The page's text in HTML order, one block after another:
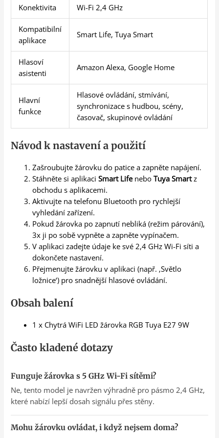
Konektivita Wi-Fi 2,4 GHz
Kompatibilní
aplikace
Smart Life, Tuya Smart
Hlasoví
asistenti
Amazon Alexa, Google Home
Hlavní
funkce
Hlasové ovládání, stmívání,
synchronizace s hudbou, scény,
časovač, skupinové ovládání
Návod k nastavení a použití
Zašroubujte žárovku do patice a zapněte napájení.
Stáhněte si aplikaciSmart LifeneboTuya Smartz
obchodu s aplikacemi.
Aktivujte na telefonu Bluetooth pro rychlejší
vyhledání zařízení.
Pokud žárovka po zapnutí nebliká (režim párování),
3x ji po sobě vypněte a zapněte vypínačem.
V aplikaci zadejte údaje ke své 2,4 GHz Wi-Fi síti a
dokončete nastavení.
Přejmenujte žárovku v aplikaci (např. ‚Světlo
ložnice‘) pro snadnější hlasové ovládání.
Obsah balení
1 x Chytrá WiFi LED žárovka RGB Tuya E27 9W
Často kladené dotazy
Funguje žárovka s 5 GHz Wi-Fi sítěmi?
Ne, tento model je navržen výhradně pro pásmo 2,4 GHz,
které nabízí lepší dosah signálu přes stěny.
Mohu žárovku ovládat, i když nejsem doma?